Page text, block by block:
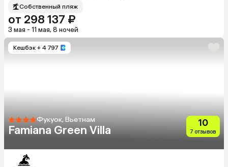
Собственный пляж
от 298 137 ₽
3 мая - 11 мая, 8 ночей
Кешбэк + 4 797
Фукуок, Вьетнам
Famiana Green Villa
10
7 отзывов